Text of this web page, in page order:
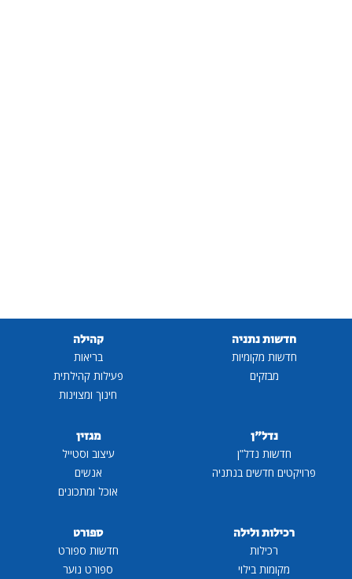
חדשות נתניה
חדשות מקומיות
מבזקים
קהילה
בריאות
פעילות קהילתית
חינוך ומצוינות
נדל"ן
חדשות נדל"ן
פרויקטים חדשים בנתניה
מגזין
עיצוב וסטייל
אנשים
אוכל ומתכונים
רכילות ולילה
רכילות
מקומות בילוי
ספורט
חדשות ספורט
ספורט נוער